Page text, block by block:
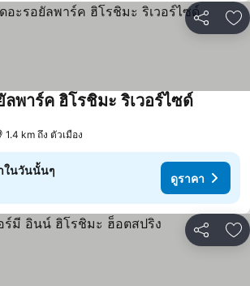
แชร์ เ
ลพาร์ค ฮิโรชิมะ ริเวอร์ไซด์ดูราคา
1.4 km ถึง ตัวเมือง
ในวันนั้นๆ
ดูราคา
แชร์ เ